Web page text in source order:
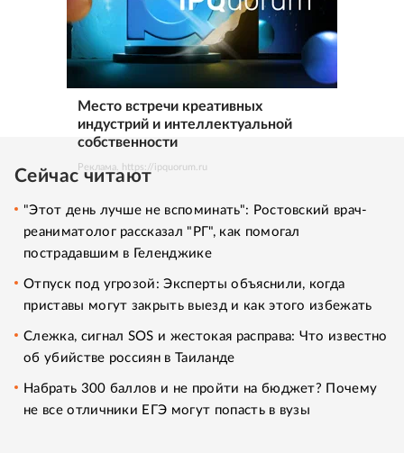
Место встречи креативных
индустрий и интеллектуальной
собственности
Реклама. https://ipquorum.ru
Сейчас читают
"Этот день лучше не вспоминать": Ростовский врач-
реаниматолог рассказал "РГ", как помогал
пострадавшим в Геленджике
Отпуск под угрозой: Эксперты объяснили, когда
приставы могут закрыть выезд и как этого избежать
Слежка, сигнал SOS и жестокая расправа: Что известно
об убийстве россиян в Таиланде
Набрать 300 баллов и не пройти на бюджет? Почему
не все отличники ЕГЭ могут попасть в вузы